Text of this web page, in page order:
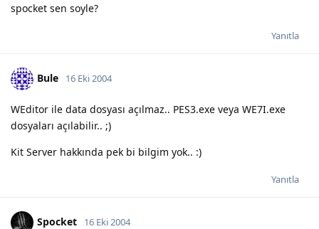
spocket sen soyle?
Yanıtla
Bule 16 Eki 2004
WEditor ile data dosyası açılmaz.. PES3.exe veya WE7I.exe
dosyaları açılabilir.. ;)
Kit Server hakkında pek bi bilgim yok.. :)
Yanıtla
Spocket 16 Eki 2004